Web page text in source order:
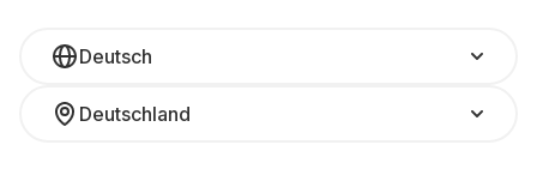
Deutsch
Deutschland